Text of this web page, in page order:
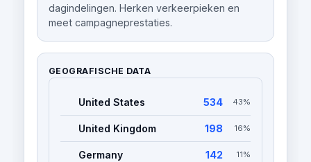
dagindelingen. Herken verkeerpieken en
meet campagneprestaties.
GEOGRAFISCHE DATA
United States 534 43%
United Kingdom 198 16%
Germany 142 11%